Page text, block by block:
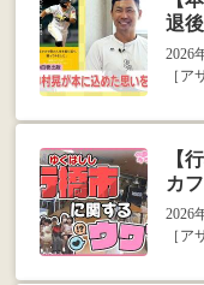
退
2026
［ア
【
カ
2026
［